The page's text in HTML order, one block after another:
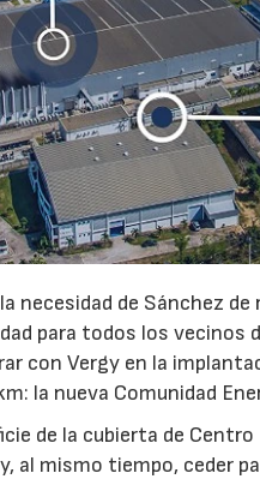
necesidad de Sánchez
para todos los vecinos
con Vergy en la
la nueva Comunidad
de la cubierta de
al mismo tiempo, ceder